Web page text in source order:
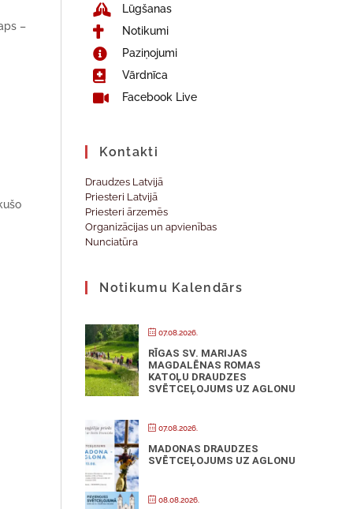
–
o
Lūgšanas
Notikumi
Paziņojumi
Vārdnīca
Facebook Live
Kontakti
Draudzes Latvijā
Priesteri Latvijā
Priesteri ārzemēs
Organizācijas un apvienības
Nunciatūra
Notikumu Kalendārs
07.08.2026.
RĪGAS SV. MARIJAS
MAGDALĒNAS ROMAS
KATOĻU DRAUDZES
SVĒTCEĻOJUMS UZ AGLONU
07.08.2026.
MADONAS DRAUDZES
SVĒTCEĻOJUMS UZ AGLONU
08.08.2026.